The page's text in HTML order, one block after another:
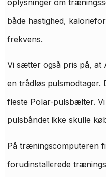
oplysninger om
både hastighed,
frekvens.
Vi sætter også pris på, at
en trådløs pulsmodtager.
fleste Polar-pulsbælter.
pulsbåndet ikke skulle
På træningscomputeren
forudinstallerede